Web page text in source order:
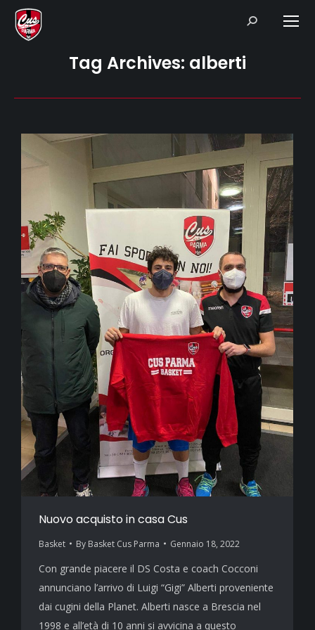
Search:
Tag Archives: alberti
Nuovo acquisto in casa Cus
Basket By Basket Cus Parma Gennaio 18, 2022
Con grande piacere il DS Costa e coach Cocconi
annunciano l’arrivo di Luigi “Gigi” Alberti proveniente
dai cugini della Planet. Alberti nasce a Brescia nel
1998 e all’età di 10 anni si avvicina a questo